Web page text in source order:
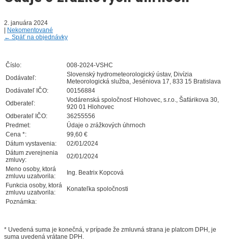
2. januára 2024
Nekomentované
← Späť na objednávky
Číslo:
008-2024-VSHC
Dodávateľ:
Slovenský hydrometeorologický ústav, Divízia
Meteorologická služba, Jeséniova 17, 833 15 Bratislava
Dodávateľ IČO:
00156884
Odberateľ:
Vodárenská spoločnosť Hlohovec, s.r.o., Šafárikova 30,
920 01 Hlohovec
Odberateľ IČO:
36255556
Predmet:
Údaje o zrážkových úhrnoch
Cena *:
99,60 €
Dátum vystavenia:
02/01/2024
Dátum zverejnenia
zmluvy:
02/01/2024
Meno osoby, ktorá
zmluvu uzatvorila:
Ing. Beatrix Kopcová
Funkcia osoby, ktorá
zmluvu uzatvorila:
Konateľka spoločnosti
Poznámka:
* Uvedená suma je konečná, v prípade že zmluvná strana je platcom DPH, je
suma uvedená vrátane DPH.